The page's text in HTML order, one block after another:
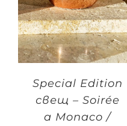
Special Edition
свещ – Soirée
a Monaco /